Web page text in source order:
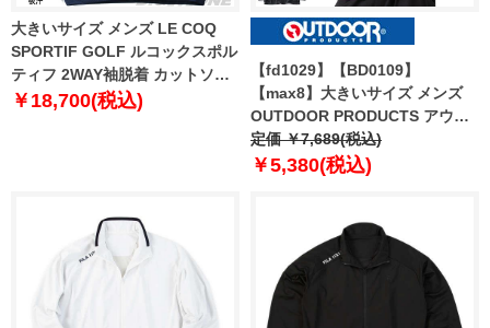
大きいサイズ メンズ LE COQ
SPORTIF GOLF ルコックスポル
ティフ 2WAY袖脱着 カットソー
ゴルフウェア ストレッチ 吸汗
￥18,700(税込)
【fd1029】【BD0109】
【max8】大きいサイズ メンズ
OUTDOOR PRODUCTS アウト
ドアプロダクツ 裏メッシュ フー
デッド ブルゾン c1550e
定価 ￥7,689(税込)
￥5,380(税込)